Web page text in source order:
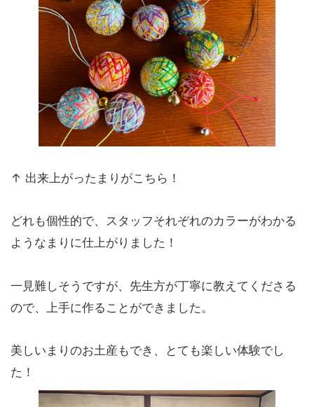
↑ 出来上がったまりがこちら！
どれも個性的で、スタッフそれぞれのカラーがわかる
ようなまりに仕上がりました！
一見難しそうですが、先生方が丁寧に教えてくださる
ので、上手に作ることができました。
美しいまりのお土産もでき、とても楽しい体験でし
た！